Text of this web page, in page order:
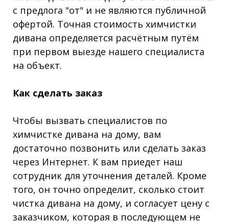
с предлога "от" и не являются публичной
офертой. Точная стоимость химчистки
дивана определяется расчётным путём
при первом выезде нашего специалиста
на объект.
Как сделать заказ
Чтобы вызвать специалистов по
химчистке дивана на дому, вам
достаточно позвонить или сделать заказ
через Интернет. К вам приедет наш
сотрудник для уточнения деталей. Кроме
того, он точно определит, сколько стоит
чистка дивана на дому, и согласует цену с
заказчиком, которая в последующем не